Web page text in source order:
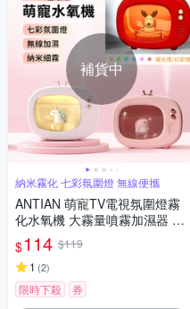
補貨中
納米霧化 七彩氛圍燈 無線便攜
ANTIAN 萌寵TV電視氛圍燈霧
化水氧機 大霧量噴霧加濕器 補
水儀 空氣清淨機
$114 $119
1 (2)
限時下殺 券